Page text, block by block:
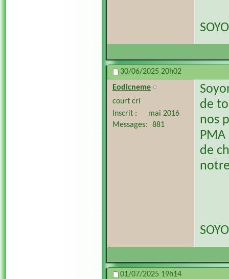
30/06/2025 20h02
Eodicneme
court cri
Inscrit
mai 2016
Messages
881
de
nos
de
01/07/2025 19h14